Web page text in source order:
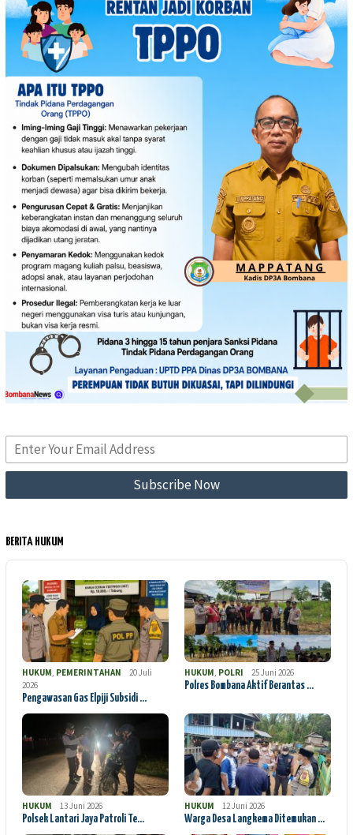
BERITA HUKUM
HUKUM, PEMERINTAHAN
20 Juli
2026
Pengawasan Gas Elpiji Subsidi …
HUKUM, POLRI
25 Juni 2026
Polres Bombana Aktif Berantas …
HUKUM
13 Juni 2026
Polsek Lantari Jaya Patroli Te…
HUKUM
12 Juni 2026
Warga Desa Langkema Ditemukan …